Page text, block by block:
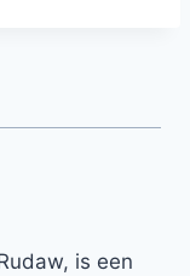
is een